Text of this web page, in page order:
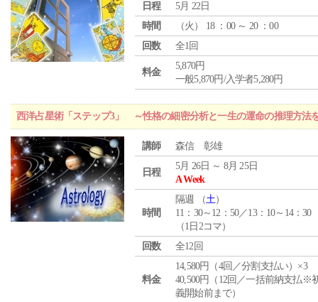
日程
5月 22日
時間
（火 ） 18 ：00 ～ 20 ：00
回数
全1回
料金
5,870円
一般5,870円/入学者5,280円
西洋占星術「ステップ3」 ～性格の細密分析と一生の運命の推理方法
講師 森信 彰雄
日程
5月 26日 ～ 8月 25日
A Week
時間
隔週 （土）
11：30～12：50／13：10～14：30
（1日2コマ）
回数
全12回
料金
14,580円（4回／分割支払い）×3
40,500円（12回／一括前納支払※
義開始前まで）